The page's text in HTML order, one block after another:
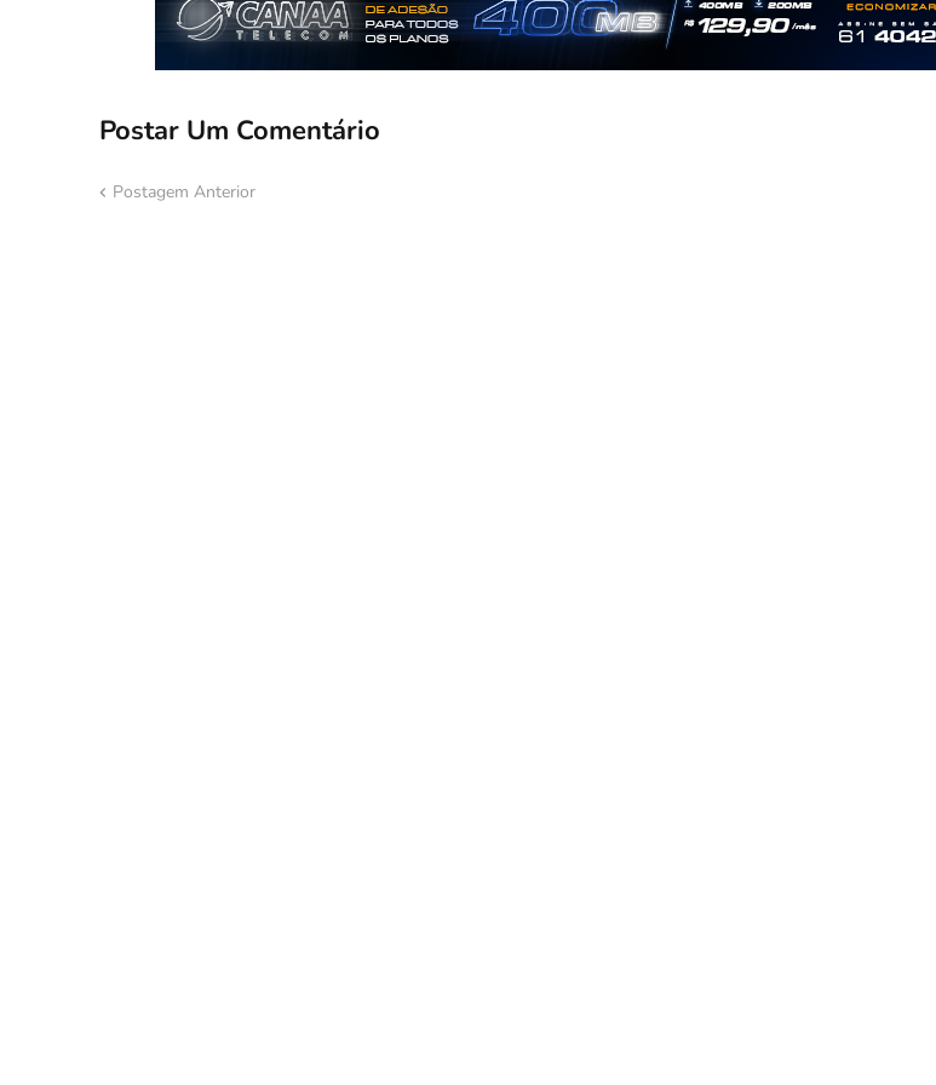
Postar Um Comentário
Postagem Anterior